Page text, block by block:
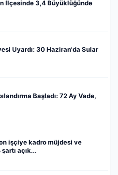
İlçesinde 3,4 Büyüklüğünde
Uyardı: 30 Haziran'da Sular
Başladı: 72 Ay Vade,
işçiye kadro müjdesi ve
açık...